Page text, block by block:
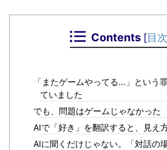
Contents [目
「またゲームやってる…」という
ていました
でも、問題はゲームじゃなかった
AIで「好き」を翻訳すると、見え
AIに聞くだけじゃない。「対話の